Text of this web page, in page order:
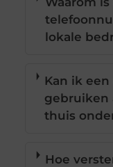
lokale
Kan ik
gebruiken
thuis
Hoe